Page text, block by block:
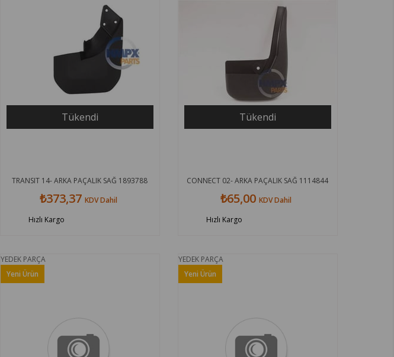
Tükendi
TRANSIT 14- ARKA PAÇALIK SAĞ 1893788
₺373,37 KDV Dahil
Hızlı Kargo
Tükendi
CONNECT 02- ARKA PAÇALIK SAĞ 1114844
₺65,00 KDV Dahil
Hızlı Kargo
YEDEK PARÇA
Yeni Ürün
YEDEK PARÇA
Yeni Ürün